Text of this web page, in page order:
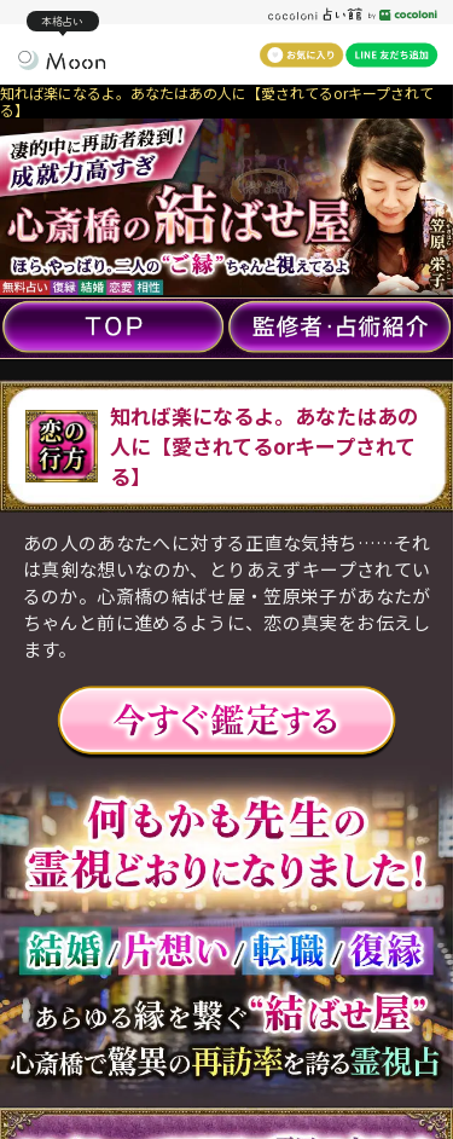
本格占い
知れば楽になるよ。あなたはあの人に【愛されてるorキープされて
る】
知れば楽になるよ。あなたはあの
人に【愛されてるorキープされて
る】
あの人のあなたへに対する正直な気持ち……それ
は真剣な想いなのか、とりあえずキープされてい
るのか。心斎橋の結ばせ屋・笠原栄子があなたが
ちゃんと前に進めるように、恋の真実をお伝えし
ます。